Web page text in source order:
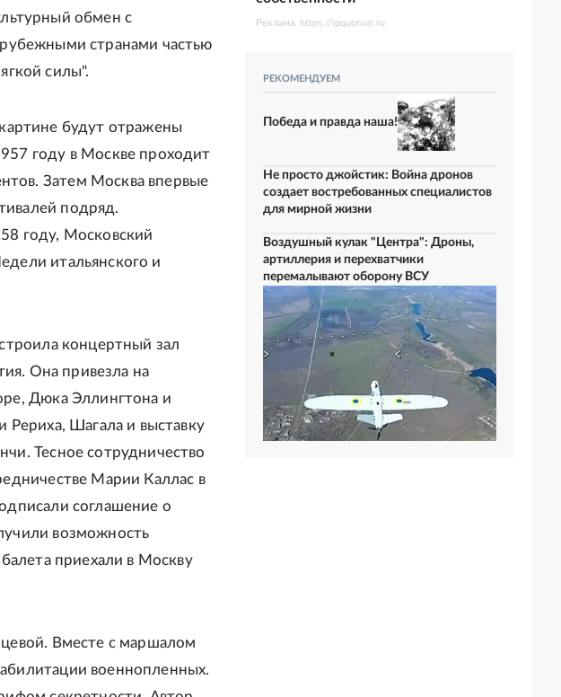
обмен с
странами частью
силы".
будут отражены
году в Москве проходит
Затем Москва впервые
подряд.
году, Московский
итальянского и
концертный зал
Она привезла на
Дюка Эллингтона и
Рериха, Шагала и выставку
Тесное сотрудничество
Марии Каллас в
соглашение о
возможность
приехали в Москву
Вместе с маршалом
военнопленных.
Реклама. https://ipquorum.ru
РЕКОМЕНДУЕМ
Победа и правда наша!
Не просто джойстик: Война дронов
создает востребованных специалистов
для мирной жизни
Воздушный кулак "Центра": Дроны,
артиллерия и перехватчики
перемалывают оборону ВСУ